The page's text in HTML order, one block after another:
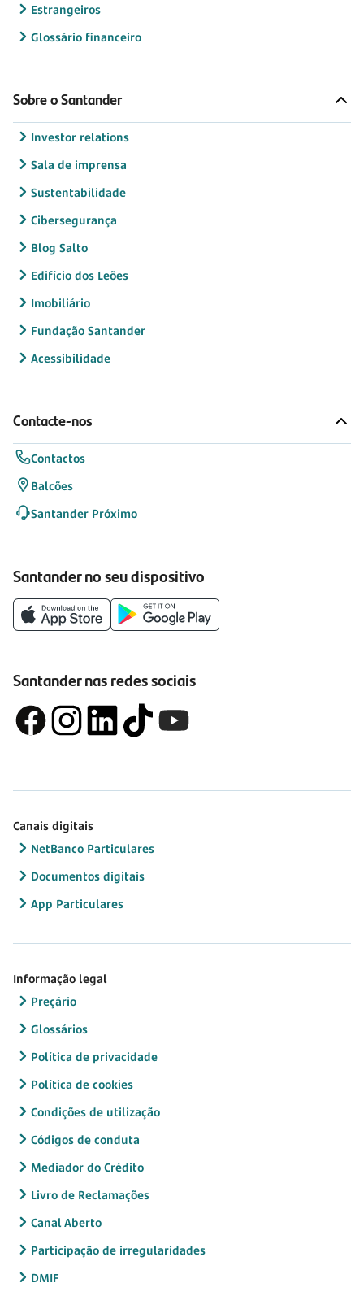
Estrangeiros
Glossário financeiro
Sobre o Santander
Investor relations
Sala de imprensa
Sustentabilidade
Cibersegurança
Blog Salto
Edifício dos Leões
Imobiliário
Fundação Santander
Acessibilidade
Contacte-nos
Contactos
Balcões
Santander Próximo
Santander no seu dispositivo
Santander nas redes sociais
Canais digitais
NetBanco Particulares
Documentos digitais
App Particulares
Informação legal
Preçário
Glossários
Política de privacidade
Política de cookies
Condições de utilização
Códigos de conduta
Mediador do Crédito
Livro de Reclamações
Canal Aberto
Participação de irregularidades
DMIF